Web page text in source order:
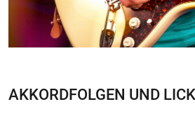
AKKORDFOLGEN UND